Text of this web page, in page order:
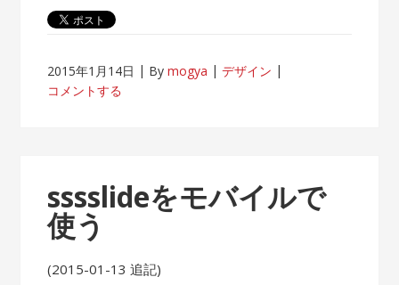
2015年1月14日 Bymogya
デザイン
コメントする
sssslideをモバイルで
使う
(2015-01-13 追記)